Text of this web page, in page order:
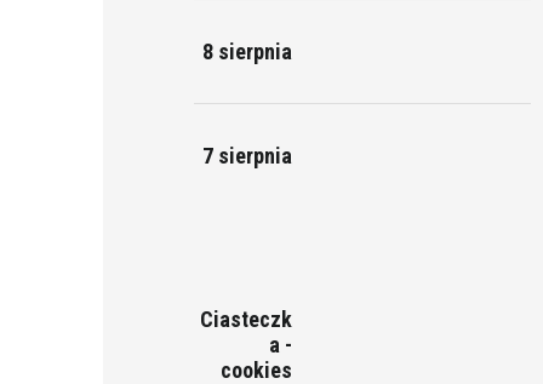
8 sierpnia
7 sierpnia
Ciasteczk
a -
cookies